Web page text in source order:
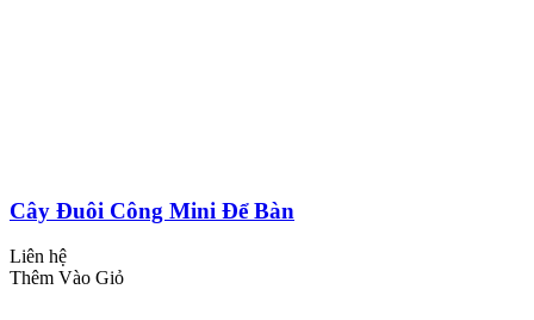
Cây Đuôi Công Mini Để Bàn
Liên hệ
Thêm Vào Giỏ